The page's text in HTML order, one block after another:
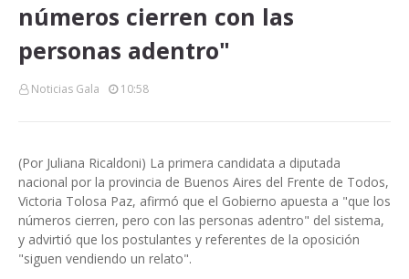
números cierren con las
personas adentro"
Noticias Gala 10:58
(Por Juliana Ricaldoni) La primera candidata a diputada
nacional por la provincia de Buenos Aires del Frente de Todos,
Victoria Tolosa Paz, afirmó que el Gobierno apuesta a "que los
números cierren, pero con las personas adentro" del sistema,
y advirtió que los postulantes y referentes de la oposición
"siguen vendiendo un relato".